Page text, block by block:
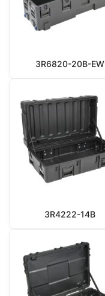
3R6820-20B-EW
3R4222-14B